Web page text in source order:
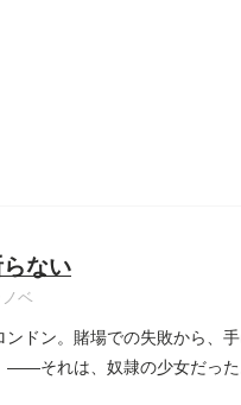
ない
ベ
ンドン。賭場での失敗から、
――それは、奴隷の少女だった